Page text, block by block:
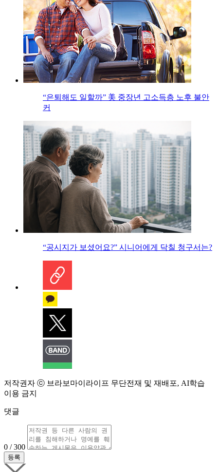
“은퇴해도 일할까” 美 중장년 고소득층 노후 불안
커
“공시지가 보셨어요?” 시니어에게 닥칠 청구서는?
저작권자 ⓒ 브라보마이라이프 무단전재 및 재배포, AI학습
이용 금지
댓글
0 / 300